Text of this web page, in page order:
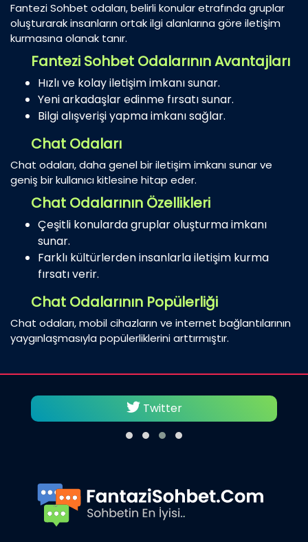
Fantezi Sohbet odaları, belirli konular etrafında gruplar
oluşturarak insanların ortak ilgi alanlarına göre iletişim
kurmasına olanak tanır.
Fantezi Sohbet Odalarının Avantajları
Hızlı ve kolay iletişim imkanı sunar.
Yeni arkadaşlar edinme fırsatı sunar.
Bilgi alışverişi yapma imkanı sağlar.
Chat Odaları
Chat odaları, daha genel bir iletişim imkanı sunar ve
geniş bir kullanıcı kitlesine hitap eder.
Chat Odalarının Özellikleri
Çeşitli konularda gruplar oluşturma imkanı
sunar.
Farklı kültürlerden insanlarla iletişim kurma
fırsatı verir.
Chat Odalarının Popülerliği
Chat odaları, mobil cihazların ve internet bağlantılarının
yaygınlaşmasıyla popülerliklerini arttırmıştır.
Twitter